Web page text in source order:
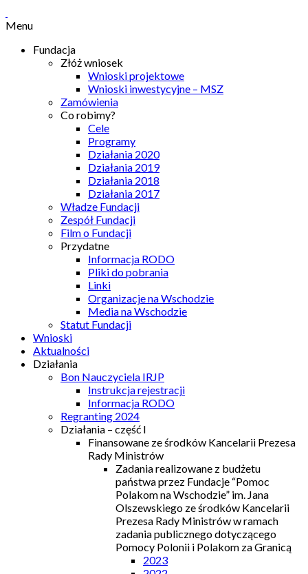
Menu
Fundacja
Złóż wniosek
Wnioski projektowe
Wnioski inwestycyjne – MSZ
Zamówienia
Co robimy?
Cele
Programy
Działania 2020
Działania 2019
Działania 2018
Działania 2017
Władze Fundacji
Zespół Fundacji
Film o Fundacji
Przydatne
Informacja RODO
Pliki do pobrania
Linki
Organizacje na Wschodzie
Media na Wschodzie
Statut Fundacji
Wnioski
Aktualności
Działania
Bon Nauczyciela IRJP
Instrukcja rejestracji
Informacja RODO
Regranting 2024
Działania – część I
Finansowane ze środków Kancelarii Prezesa
Rady Ministrów
Zadania realizowane z budżetu
państwa przez Fundacje “Pomoc
Polakom na Wschodzie” im. Jana
Olszewskiego ze środków Kancelarii
Prezesa Rady Ministrów w ramach
zadania publicznego dotyczącego
Pomocy Polonii i Polakom za Granicą
2023